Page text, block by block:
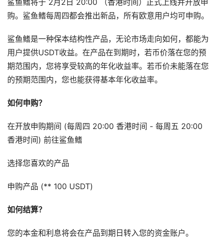
鲨鱼鳍将于 2月2日 20:00 （香港时间）正式上线并开放申
购。鲨鱼鳍每周四都会推出新品，所有欧意用户均可申购。
鲨鱼鳍是一种保本结构性产品，无论市场走向如何，都能为
用户提供USDT收益。在产品在到期时，若币价落在您的预
期范围内，您将享受较高的年化收益率。若币价未能落在您
的预期范围内，您也能获得基本年化收益率。
如何申购？
在开放申购期间 (每周四 20:00 香港时间 - 每周五 20:00
香港时间) 前往鲨鱼鳍
选择您喜欢的产品
申购产品 (** 100 USDT)
如何结算？
您的本金和利息将会在产品到期日转入您的资金账户。